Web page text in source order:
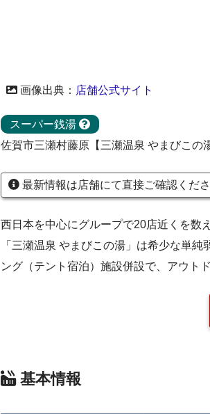
画像出典： 店舗公式サイト
スーパー銭湯
佐賀市三瀬村藤原【三瀬温泉 やまびこの
最新情報は店舗にて直接ご確認くださ
西日本を中心にグループで20店近くを数
「三瀬温泉 やまびこの湯」は希少な単
ング（テント宿泊）施設併設で、アウト
基本情報